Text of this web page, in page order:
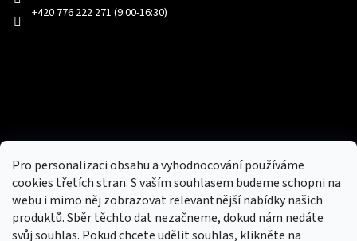
Pro personalizaci obsahu a vyhodnocování používáme
cookies třetích stran. S vaším souhlasem budeme schopni na
webu i mimo něj zobrazovat relevantnější nabídky našich
produktů. Sběr těchto dat nezačneme, dokud nám nedáte
svůj souhlas. Pokud chcete udělit souhlas, klikněte na
+420 776 222 271 (9:00-16:30)